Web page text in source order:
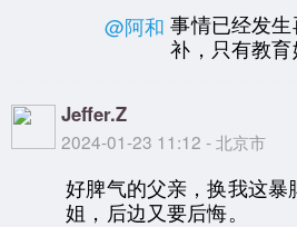
@阿和 事情已经发
补，只有教育
Jeffer.Z
2024-01-23 11:12 - 北京市
好脾气的父亲，换我这暴
姐，后边又要后悔。